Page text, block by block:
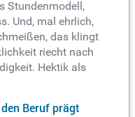
Stundenmodell,
Und, mal ehrlich,
das klingt
riecht nach
Hektik als
Beruf prägt